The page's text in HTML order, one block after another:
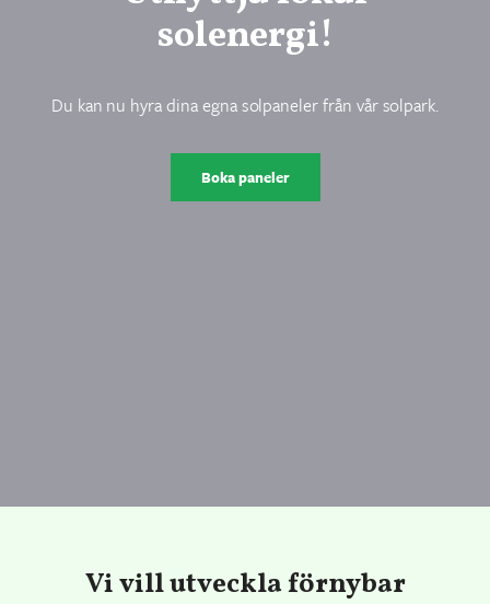
solenergi!
Du kan nu hyra dina egna solpaneler från vår solpark.
Boka paneler
Vi vill utveckla förnybar